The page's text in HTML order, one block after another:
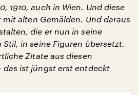
1910, auch in Wien. Und diese
alten Gemälden. Und daraus
die er nun in seine
in seine Figuren übersetzt.
Zitate aus diesen
das ist jüngst erst entdeckt